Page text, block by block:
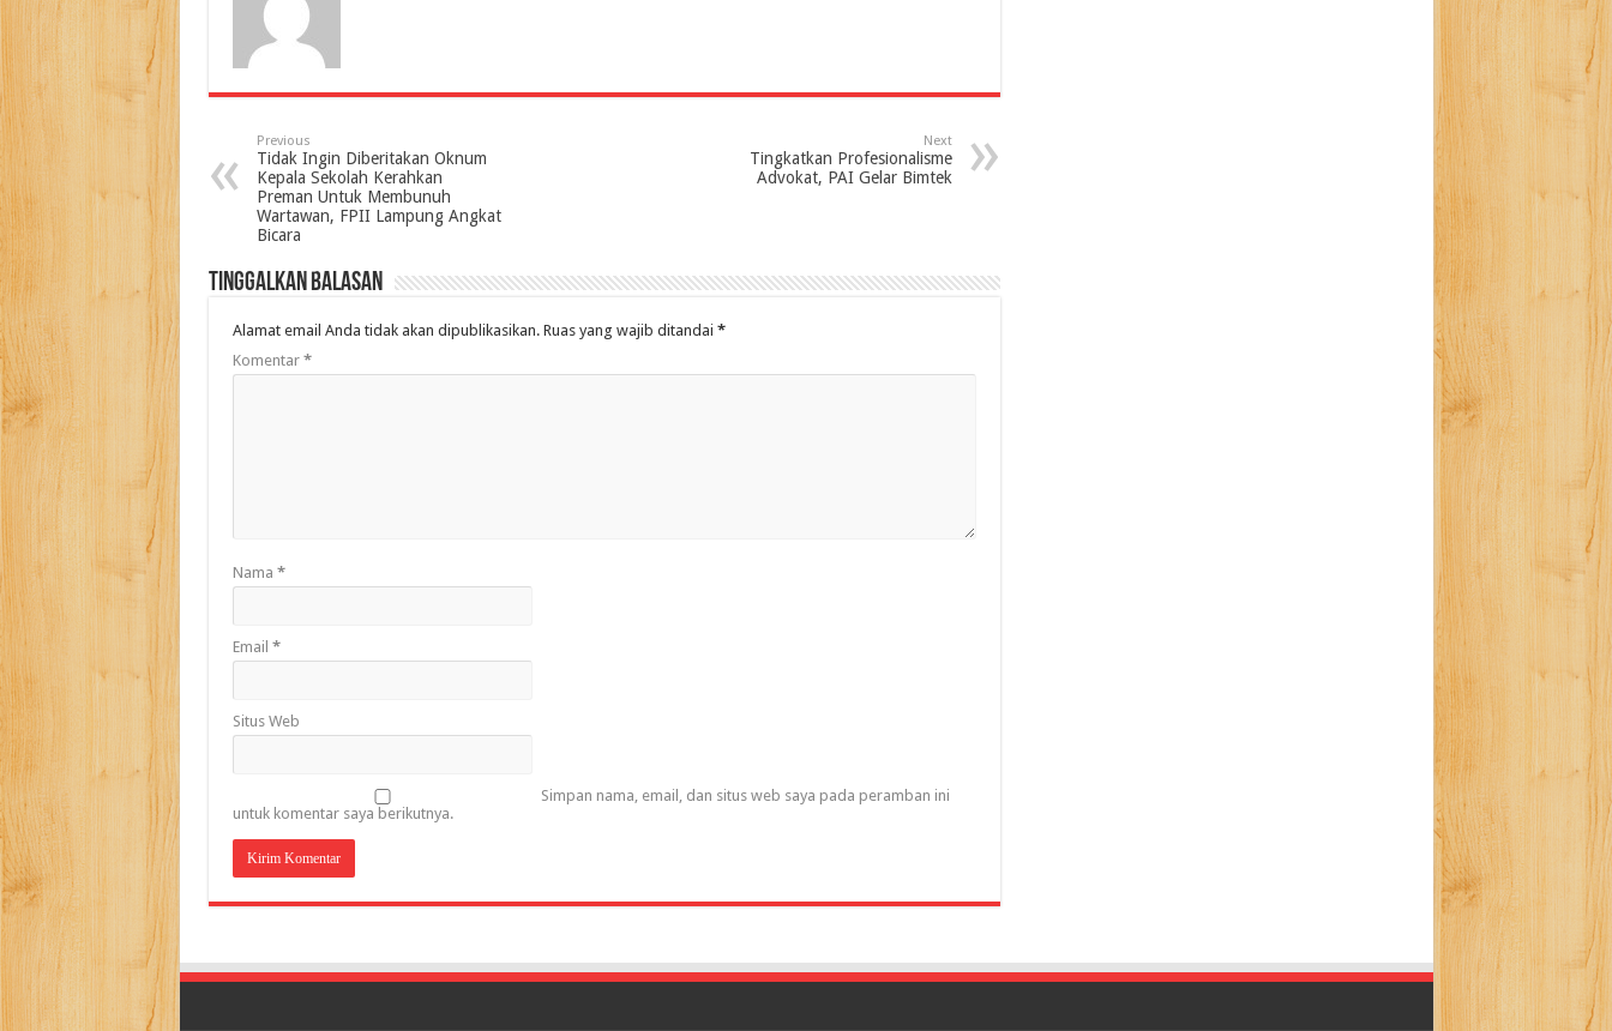
Previous
Tidak Ingin Diberitakan Oknum
Kepala Sekolah Kerahkan
Preman Untuk Membunuh
Wartawan, FPII Lampung Angkat
Bicara
Next
Tingkatkan Profesionalisme
Advokat, PAI Gelar Bimtek
Tinggalkan Balasan
Alamat email Anda tidak akan dipublikasikan. Ruas yang wajib ditandai *
Komentar *
Nama *
Email *
Situs Web
Simpan nama, email, dan situs web saya pada peramban ini
untuk komentar saya berikutnya.